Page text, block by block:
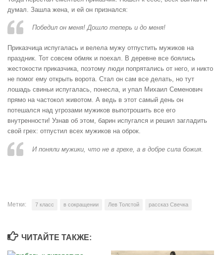
думал. Зашла жена, и ей он признался:
Победил он меня! Дошло теперь и до меня!
Приказчица испугалась и велела мужу отпустить мужиков на
праздник. Тот совсем обмяк и поехал. В деревне все боялись
жестокости приказчика, поэтому люди попрятались от него, и никто
не помог ему открыть ворота. Стал он сам все делать, но тут
лошадь свиньи испугалась, понесла, и упал Михаил Семенович
прямо на частокол животом. А ведь в этот самый день он
потешался над угрозами мужиков выпотрошить все его
внутренности! Узнав об этом, барин испугался и решил загладить
свой грех: отпустил всех мужиков на оброк.
И поняли мужики, что не в грехе, а в добре сила божия.
Метки: 7 класс в сокращении Лев Толстой рассказ Свечка
ЧИТАЙТЕ ТАКЖЕ: